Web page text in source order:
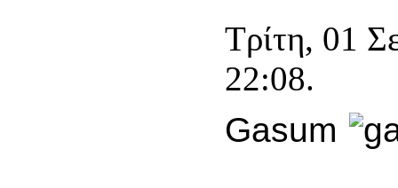
Τρίτη, 01
22:08.
Gasum